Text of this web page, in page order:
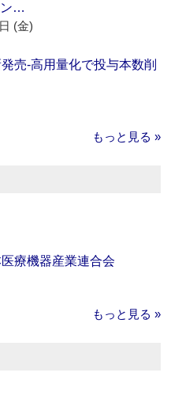
ン…
(金)
売‐高用量化で投与本数削
もっと見る »
療機器産業連合会
もっと見る »